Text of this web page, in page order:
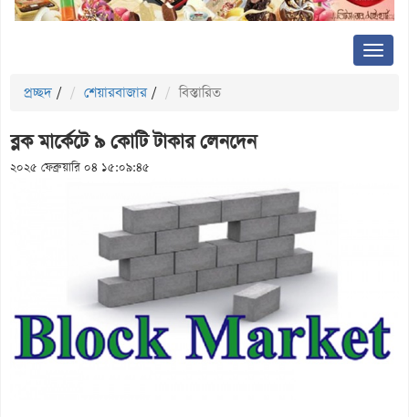
প্রচ্ছদ / শেয়ারবাজার / বিস্তারিত
ব্লক মার্কেটে ৯ কোটি টাকার লেনদেন
২০২৫ ফেব্রুয়ারি ০৪ ১৫:০৯:৪৫